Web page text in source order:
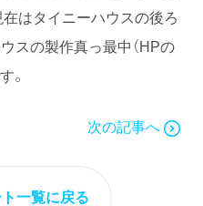
はタイニーハウスの後ろ
スの製作真っ最中（HPの
。
次の記事へ
一覧に戻る